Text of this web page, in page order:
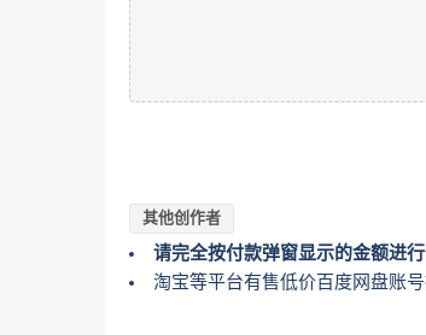
其他创作者
请完全按付款弹窗显示的金额进
淘宝等平台有售低价百度网盘账